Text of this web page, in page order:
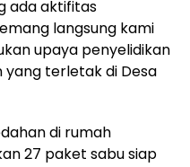
ada aktifitas
langsung kami
upaya penyelidikan
terletak di Desa
di rumah
27 paket sabu siap